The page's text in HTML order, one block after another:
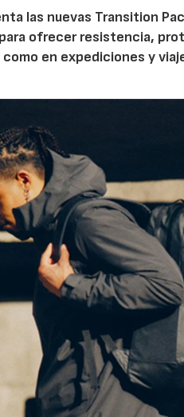
las nuevas Transition
ofrecer resistencia,
como en expediciones y